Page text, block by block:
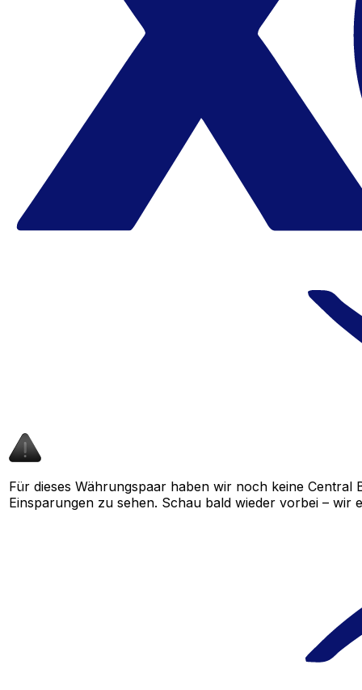
Für dieses Währungspaar haben wir noch keine
Einsparungen zu sehen. Schau bald wieder vorbei –